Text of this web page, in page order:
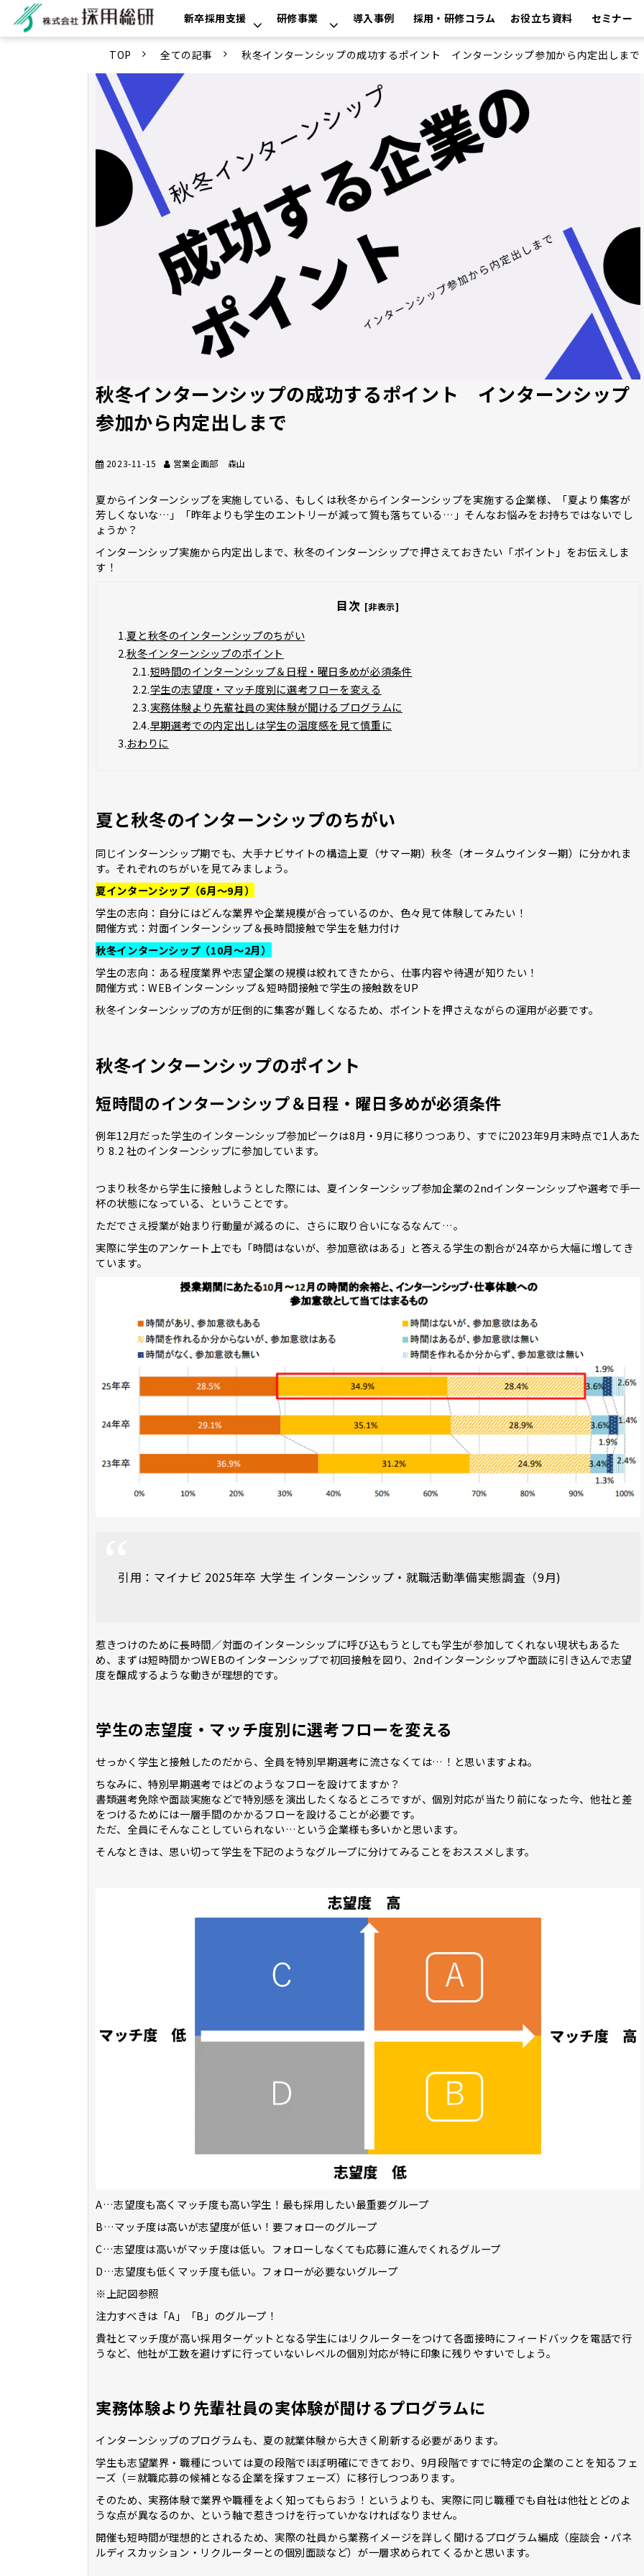
新卒採用支援 研修事業 導入事例 採用・研修コラム お役立ち資料 セミナー
TOP 全ての記事 秋冬インターンシップの成功するポイント インターンシップ参加から内定出しまで
秋冬インターンシップの成功するポイント インターンシップ
参加から内定出しまで
2023-11-15 営業企画部 森山
夏からインターンシップを実施している、もしくは秋冬からインターンシップを実施する企業様、「夏より集客が
芳しくないな…」「昨年よりも学生のエントリーが減って質も落ちている…」そんなお悩みをお持ちではないでし
ょうか？
インターンシップ実施から内定出しまで、秋冬のインターンシップで押さえておきたい「ポイント」をお伝えしま
す！
目次 [非表示]
1.夏と秋冬のインターンシップのちがい
2.秋冬インターンシップのポイント
2.1.短時間のインターンシップ＆日程・曜日多めが必須条件
2.2.学生の志望度・マッチ度別に選考フローを変える
2.3.実務体験より先輩社員の実体験が聞けるプログラムに
2.4.早期選考での内定出しは学生の温度感を見て慎重に
3.おわりに
夏と秋冬のインターンシップのちがい
同じインターンシップ期でも、大手ナビサイトの構造上夏（サマー期）秋冬（オータムウインター期）に分かれま
す。それぞれのちがいを見てみましょう。
夏インターンシップ（6月～9月）
学生の志向：自分にはどんな業界や企業規模が合っているのか、色々見て体験してみたい！
開催方式：対面インターンシップ＆長時間接触で学生を魅力付け
秋冬インターンシップ（10月～2月）
学生の志向：ある程度業界や志望企業の規模は絞れてきたから、仕事内容や待遇が知りたい！
開催方式：WEBインターンシップ＆短時間接触で学生の接触数をUP
秋冬インターンシップの方が圧倒的に集客が難しくなるため、ポイントを押さえながらの運用が必要です。
秋冬インターンシップのポイント
短時間のインターンシップ＆日程・曜日多めが必須条件
例年12月だった学生のインターンシップ参加ピークは8月・9月に移りつつあり、すでに2023年9月末時点で1人あた
り 8.2 社のインターンシップに参加しています。
つまり秋冬から学生に接触しようとした際には、夏インターンシップ参加企業の2ndインターンシップや選考で手一
杯の状態になっている、ということです。
ただでさえ授業が始まり行動量が減るのに、さらに取り合いになるなんて…。
実際に学生のアンケート上でも「時間はないが、参加意欲はある」と答える学生の割合が24卒から大幅に増してき
ています。
引用：マイナビ 2025年卒 大学生 インターンシップ・就職活動準備実態調査（9月)
惹きつけのために長時間／対面のインターンシップに呼び込もうとしても学生が参加してくれない現状もあるた
め、まずは短時間かつWEBのインターンシップで初回接触を図り、2ndインターンシップや面談に引き込んで志望
度を醸成するような動きが理想的です。
学生の志望度・マッチ度別に選考フローを変える
せっかく学生と接触したのだから、全員を特別早期選考に流さなくては…！と思いますよね。
ちなみに、特別早期選考ではどのようなフローを設けてますか？
書類選考免除や面談実施などで特別感を演出したくなるところですが、個別対応が当たり前になった今、他社と差
をつけるためには一層手間のかかるフローを設けることが必要です。
ただ、全員にそんなことしていられない…という企業様も多いかと思います。
そんなときは、思い切って学生を下記のようなグループに分けてみることをおススメします。
A…志望度も高くマッチ度も高い学生！最も採用したい最重要グループ
B…マッチ度は高いが志望度が低い！要フォローのグループ
C…志望度は高いがマッチ度は低い。フォローしなくても応募に進んでくれるグループ
D…志望度も低くマッチ度も低い。フォローが必要ないグループ
※上記図参照
注力すべきは「A」「B」のグループ！
貴社とマッチ度が高い採用ターゲットとなる学生にはリクルーターをつけて各面接時にフィードバックを電話で行
うなど、他社が工数を避けずに行っていないレベルの個別対応が特に印象に残りやすいでしょう。
実務体験より先輩社員の実体験が聞けるプログラムに
インターンシップのプログラムも、夏の就業体験から大きく刷新する必要があります。
学生も志望業界・職種については夏の段階でほぼ明確にできており、9月段階ですでに特定の企業のことを知るフェ
ーズ（＝就職応募の候補となる企業を探すフェーズ）に移行しつつあります。
そのため、実務体験で業界や職種をよく知ってもらおう！というよりも、実際に同じ職種でも自社は他社とどのよ
うな点が異なるのか、という軸で惹きつけを行っていかなければなりません。
開催も短時間が理想的とされるため、実際の社員から業務イメージを詳しく聞けるプログラム編成（座談会・パネ
ルディスカッション・リクルーターとの個別面談など）が一層求められてくるかと思います。